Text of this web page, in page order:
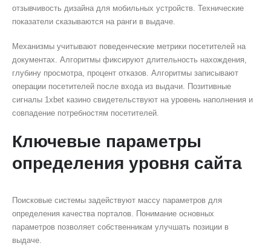
отзывчивость дизайна для мобильных устройств. Технические
показатели сказываются на ранги в выдаче.
Механизмы учитывают поведенческие метрики посетителей на
документах. Алгоритмы фиксируют длительность нахождения,
глубину просмотра, процент отказов. Алгоритмы записывают
операции посетителей после входа из выдачи. Позитивные
сигналы 1xbet казино свидетельствуют на уровень наполнения и
совпадение потребностям посетителей.
Ключевые параметры
определения уровня сайта
Поисковые системы задействуют массу параметров для
определения качества порталов. Понимание основных
параметров позволяет собственникам улучшать позиции в
выдаче.